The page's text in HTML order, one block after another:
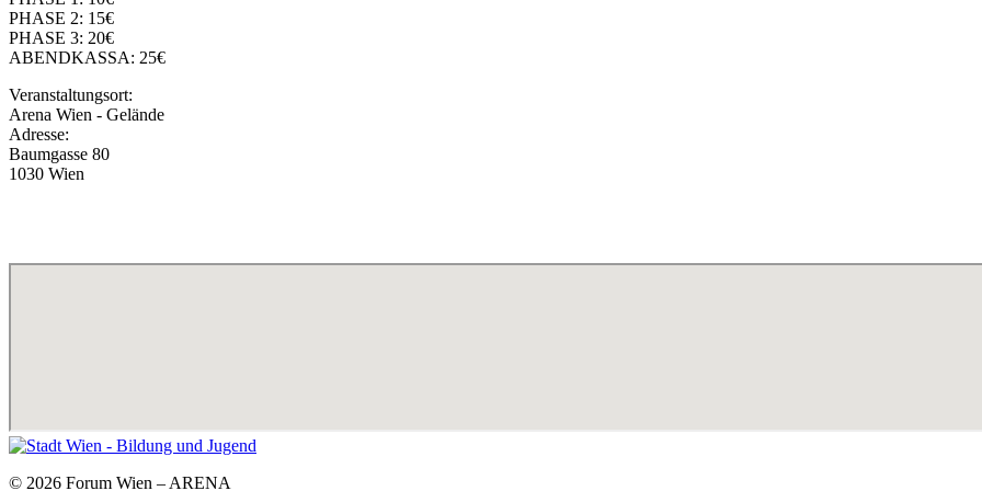
PHASE 2: 15€
PHASE 3: 20€
ABENDKASSA: 25€
Veranstaltungsort:
Arena Wien - Gelände
Adresse:
Baumgasse 80
1030 Wien
© 2026 Forum Wien – ARENA